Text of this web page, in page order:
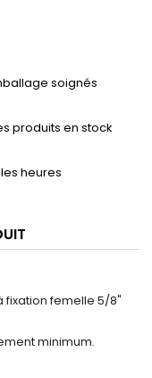
soignés
produits en stock
les heures
fixation femelle 5/8"
minimum.